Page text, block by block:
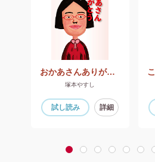
おかあさんありがとう
塚本やすし
試し読み 詳細
1 2 3 4 5 6